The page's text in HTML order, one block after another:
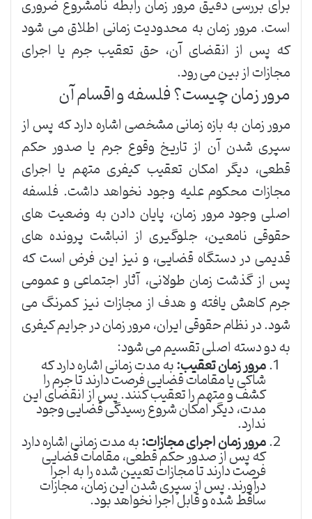
برای بررسی دقیق مرور زمان رابطه نامشروع ضروری
است. مرور زمان به محدودیت زمانی اطلاق می شود
که پس از انقضای آن، حق تعقیب جرم یا اجرای
مجازات از بین می رود.
مرور زمان چیست؟ فلسفه و اقسام آن
مرور زمان به بازه زمانی مشخصی اشاره دارد که پس از
سپری شدن آن از تاریخ وقوع جرم یا صدور حکم
قطعی، دیگر امکان تعقیب کیفری متهم یا اجرای
مجازات محکوم علیه وجود نخواهد داشت. فلسفه
اصلی وجود مرور زمان، پایان دادن به وضعیت های
حقوقی نامعین، جلوگیری از انباشت پرونده های
قدیمی در دستگاه قضایی، و نیز این فرض است که
پس از گذشت زمان طولانی، آثار اجتماعی و عمومی
جرم کاهش یافته و هدف از مجازات نیز کمرنگ می
شود. در نظام حقوقی ایران، مرور زمان در جرایم کیفری
به دو دسته اصلی تقسیم می شود:
مرور زمان تعقیب:به مدت زمانی اشاره دارد که
شاکی یا مقامات قضایی فرصت دارند تا جرم را
کشف و متهم را تعقیب کنند. پس از انقضای این
مدت، دیگر امکان شروع رسیدگی قضایی وجود
ندارد.
مرور زمان اجرای مجازات:به مدت زمانی اشاره دارد
که پس از صدور حکم قطعی، مقامات قضایی
فرصت دارند تا مجازات تعیین شده را به اجرا
درآورند. پس از سپری شدن این زمان، مجازات
ساقط شده و قابل اجرا نخواهد بود.